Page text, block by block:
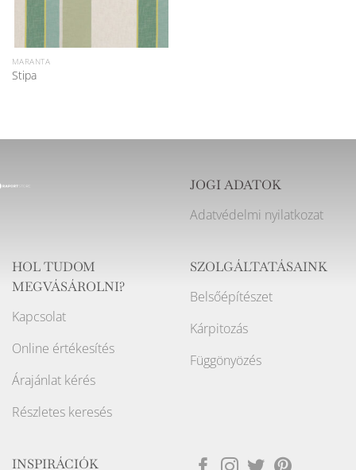
MARANTA
Stipa
JOGI ADATOK
Adatvédelmi nyilatkozat
HOL TUDOM
MEGVÁSÁROLNI?
Kapcsolat
Online értékesítés
Árajánlat kérés
Részletes keresés
SZOLGÁLTATÁSAINK
Belsőépítészet
Kárpitozás
Függönyözés
INSPIRÁCIÓK